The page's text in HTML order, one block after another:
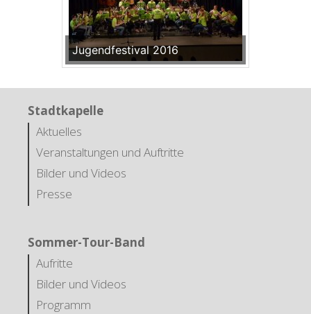
Jugendfestival 2016
Stadtkapelle
Aktuelles
Veranstaltungen und Auftritte
Bilder und Videos
Presse
Sommer-Tour-Band
Aufritte
Bilder und Videos
Programm